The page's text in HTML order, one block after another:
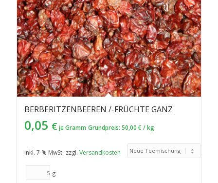
BERBERITZENBEEREN /-FRÜCHTE GANZ
0,05 € je Gramm Grundpreis: 50,00 € /kg
inkl. 7 % MwSt. zzgl. Versandkosten
g